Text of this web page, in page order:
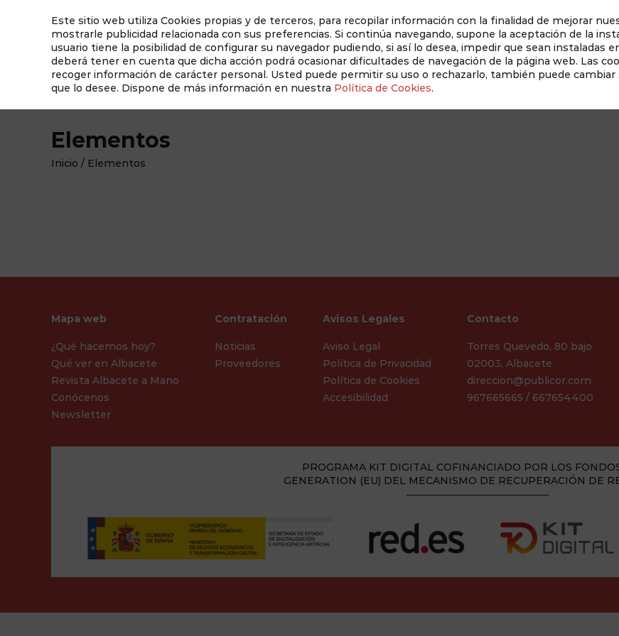
Este sitio web utiliza Cookies propias y de terceros, para recopilar información con la finalidad de mejorar
mostrarle publicidad relacionada con sus preferencias. Si continúa navegando, supone la aceptación de la
usuario tiene la posibilidad de configurar su navegador pudiendo, si así lo desea, impedir que sean instaladas
deberá tener en cuenta que dicha acción podrá ocasionar dificultades de navegación de la página web. Las
recoger información de carácter personal. Usted puede permitir su uso o rechazarlo, también puede
que lo desee. Dispone de más información en nuestra Política de Cookies.
¿Qué hacemos hoy? Qué ver en Albacete Revista Albacete a Mano
Elementos
Inicio / Elementos
Mapa web
¿Qué hacemos hoy?
Qué ver en Albacete
Revista Albacete a Mano
Conócenos
Newsletter
Contratación
Noticias
Proveedores
Avisos Legales
Aviso Legal
Política de Privacidad
Política de Cookies
Accesibilidad
Contacto
Torres Quevedo, 80 bajo
02003, Albacete
direccion@publicor.com
967665665 / 667654400
PROGRAMA KIT DIGITAL COFINANCIADO POR LOS
GENERATION (EU) DEL MECANISMO DE RECUPERACIÓN DE